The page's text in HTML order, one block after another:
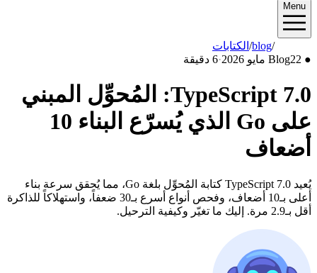
Menu
الكتابات/blog
●
Blog22 مايو 2026 ·6 دقيقة
TypeScript 7.0: المُحوِّل المبني
على Go الذي يُسرّع البناء 10
أضعاف
يُعيد TypeScript 7.0 كتابة المُحوِّل بلغة Go، مما يُحقق سرعة بناء
أعلى بـ10 أضعاف، وفحص أنواع أسرع بـ30 ضعفاً، واستهلاكاً للذاكرة
أقل بـ2.9 مرة. إليك ما تغيّر وكيفية الترحيل.